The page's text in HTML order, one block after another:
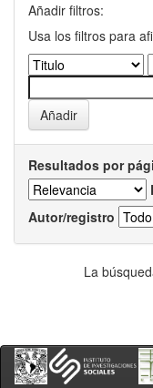
Añadir filtros:
Usa los filtros para
Resultados por
Autor/registro
La